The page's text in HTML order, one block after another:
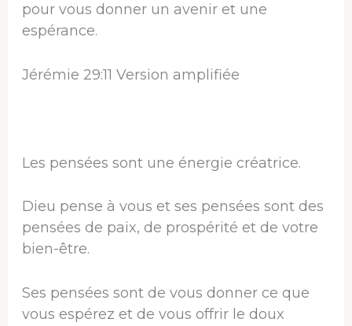
pour vous donner un avenir et une
espérance.
Jérémie 29:11 Version amplifiée
Les pensées sont une énergie créatrice.
Dieu pense à vous et ses pensées sont des
pensées de paix, de prospérité et de votre
bien-être.
Ses pensées sont de vous donner ce que
vous espérez et de vous offrir le doux